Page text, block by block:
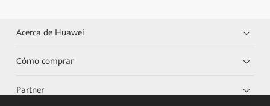
Acerca de Huawei
Cómo comprar
Partner